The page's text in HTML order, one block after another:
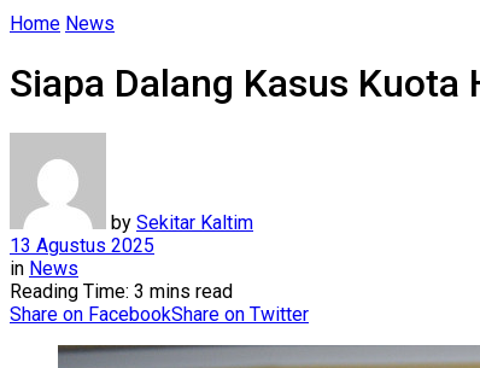
Home News
Siapa Dalang Kasus Kuota
by Sekitar Kaltim
13 Agustus 2025
in News
Reading Time: 3 mins read
Share on FacebookShare on Twitter